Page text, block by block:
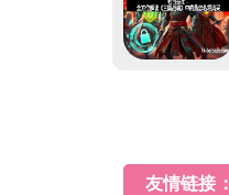
友情链接：